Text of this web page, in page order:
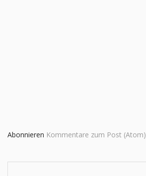
Abonnieren Kommentare zum Post (Atom)